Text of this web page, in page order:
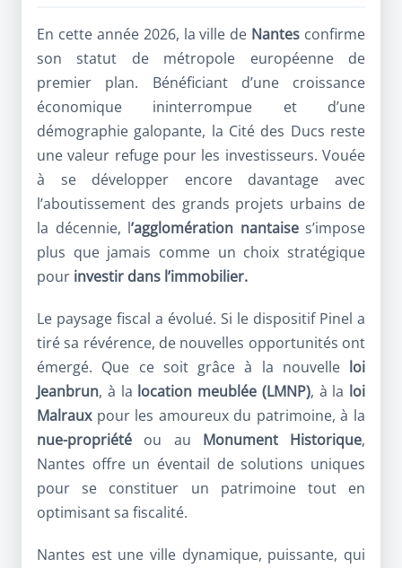
En cette année 2026, la ville de Nantes confirme
son statut de métropole européenne de
premier plan. Bénéficiant d’une croissance
économique ininterrompue et d’une
démographie galopante, la Cité des Ducs reste
une valeur refuge pour les investisseurs. Vouée
à se développer encore davantage avec
l’aboutissement des grands projets urbains de
la décennie, l’agglomération nantaises’impose
plus que jamais comme un choix stratégique
pour investir dans l’immobilier.
Le paysage fiscal a évolué. Si le dispositif Pinel a
tiré sa révérence, de nouvelles opportunités ont
émergé. Que ce soit grâce à la nouvelle loi
Jeanbrun, à la location meublée (LMNP), à la loi
Malrauxpour les amoureux du patrimoine, à la
nue-propriété ou au Monument Historique,
Nantes offre un éventail de solutions uniques
pour se constituer un patrimoine tout en
optimisant sa fiscalité.
Nantes est une ville dynamique, puissante, qui